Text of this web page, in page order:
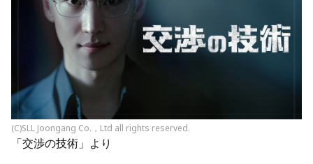
(C)SLL Joongang Co.，Ltd all rights reserved.
「交渉の技術」より